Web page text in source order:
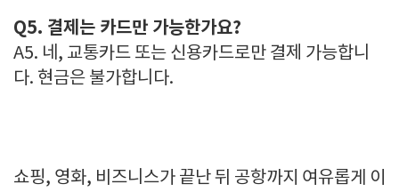
Q5. 결제는 카드만 가능한가요?
A5. 네, 교통카드 또는 신용카드로만 결제 가능합니
다. 현금은 불가합니다.
쇼핑, 영화, 비즈니스가 끝난 뒤 공항까지 여유롭게 이